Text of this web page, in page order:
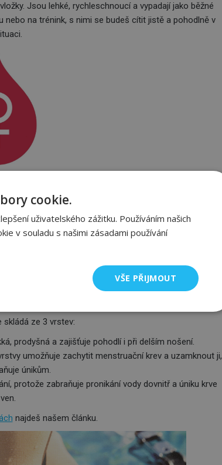
Jsou lehké, rychleschnoucí a vypadají jako běžné
na trénink, s nimi se budeš cítit jistě a pohodlně v
všitou speciální "vložku" z funkčních materiálů, která
a krev se z plavek odstraní až při proplachování pod
což zajišťuje, že vše zůstane tam, kde má.
přizpůsobily tvaru těla a poskytovaly bezpečnou a
menstruaci. U většiny výrobců menstruačních plavek
skládá ze 3 vrstev:
prodyšná a zajišťuje pohodlí i při delším nošení.
umožňuje zachytit menstruační krev a uzamknout ji,
únikům.
protože zabraňuje pronikání vody dovnitř a úniku krve
ven.
najdeš našem článku.
cookie.
uživatelského zážitku. Používáním našich
v souladu s našimi zásadami používání
VŠE PŘIJMOUT